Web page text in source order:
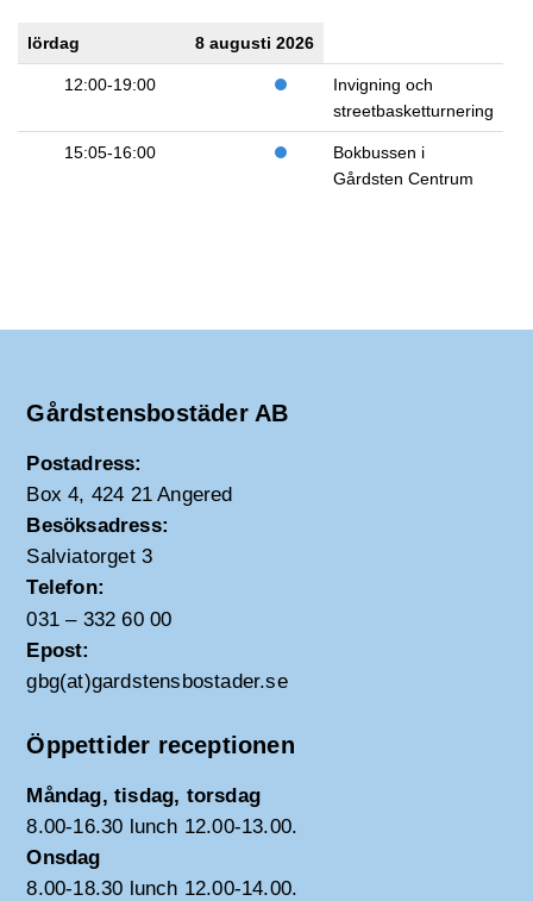
lördag 8 augusti 2026
12:00-19:00
Invigning och
streetbasketturnering
15:05-16:00
Bokbussen i
Gårdsten Centrum
Gårdstensbostäder AB
Postadress:
Box 4, 424 21 Angered
Besöksadress:
Salviatorget 3
Telefon:
031 – 332 60 00
Epost:
gbg(at)gardstensbostader.se
Öppettider receptionen
Måndag, tisdag, torsdag
8.00-16.30 lunch 12.00-13.00.
Onsdag
8.00-18.30 lunch 12.00-14.00.